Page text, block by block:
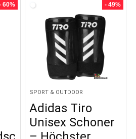
60% - 49%
SPORT & OUTDOOR
Adidas Tiro
Unisex Schoner